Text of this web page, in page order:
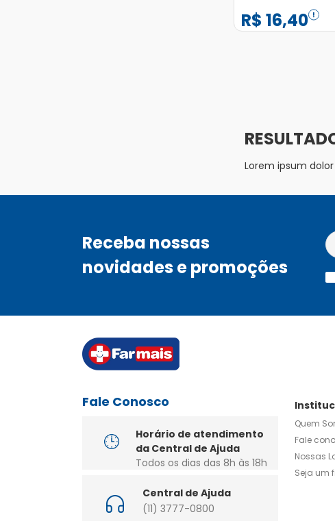
Xarope Frasco
R$ 16,40
Lorem ipsum
Receba nossas
novidades e promoções
Fale Conosco
Horário de atendimento
da Central de Ajuda
Todos os dias das 8h às 18h
Central de Ajuda
(11) 3777-0800
Quem
Fale
Nossas
Seja um